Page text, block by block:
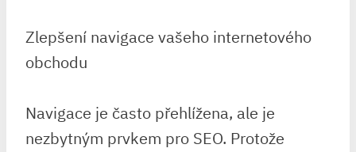
Zlepšení navigace vašeho internetového
obchodu
Navigace je často přehlížena, ale je
nezbytným prvkem pro SEO. Protože